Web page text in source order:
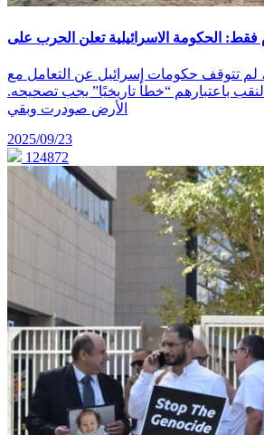
لم تتوقف حكومات إسرائيل عن التعامل مع
باعتبارهم “خطأ تاريخيًا” يجب تصحيحه.
الأرض صودرت وبقي
2025/09/23
124872